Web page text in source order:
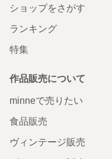
ショップをさがす
ランキング
特集
作品販売について
minneで売りたい
食品販売
ヴィンテージ販売